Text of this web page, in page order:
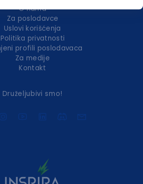
O nama
Za poslodavce
Uslovi korišćenja
Politika privatnosti
profili poslodavaca
Za medije
Kontakt
Druželjubivi smo!